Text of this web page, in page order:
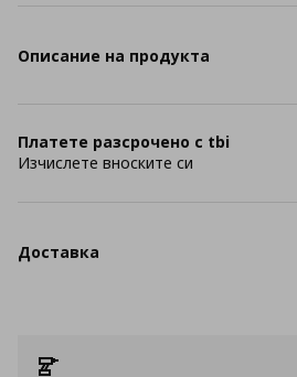
Описание на продукта
Платете разсрочено с tbi
Изчислете вноските си
Доставка